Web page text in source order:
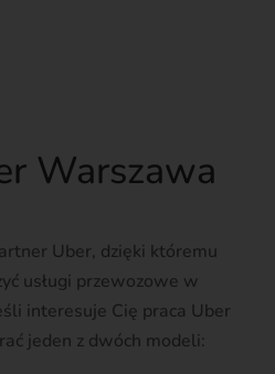
Warszawa
Uber, dzięki któremu
usługi przewozowe w
interesuje Cię praca Uber
jeden z dwóch modeli: